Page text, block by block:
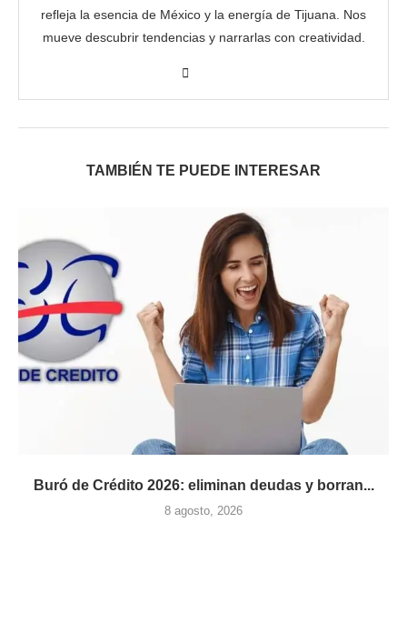
refleja la esencia de México y la energía de Tijuana. Nos
mueve descubrir tendencias y narrarlas con creatividad.
TAMBIÉN TE PUEDE INTERESAR
Buró de Crédito 2026: eliminan deudas y borran...
8 agosto, 2026